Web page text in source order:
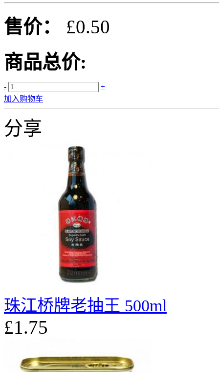
售价：
£0.50
商品总价:
-
+
加入购物车
分享
珠江桥牌老抽王 500ml
£1.75